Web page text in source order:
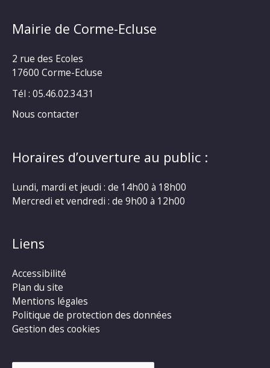
Mairie de Corme-Ecluse
2 rue des Ecoles
17600 Corme-Ecluse
Tél : 05.46.02.34.31
Nous contacter
Horaires d’ouverture au public :
Lundi, mardi et jeudi : de 14h00 à 18h00
Mercredi et vendredi : de 9h00 à 12h00
Liens
Accessibilité
Plan du site
Mentions légales
Politique de protection des données
Gestion des cookies